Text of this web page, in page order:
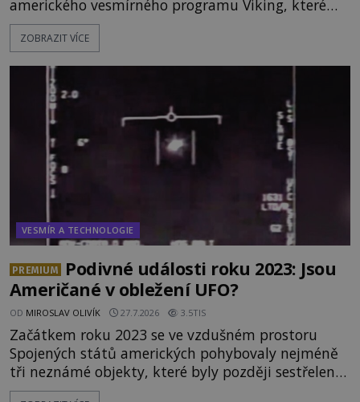
amerického vesmírného programu Viking, které
jsou schopny pořídit fotografie záhadami
opředené rudé planety. Viking 1 zde zaznamená
zvané Cydonie totiž zachytí podivný útvar
připomínající lidskou tvář. NASA (Národní úřad
ZOBRAZIT VÍCE
VESMÍR A TECHNOLOGIE
PREMIUM
Podivné události roku 2023: Jsou
Američané v obležení UFO?
OD MIROSLAV OLIVÍK 27.7.2026 3.5TIS
Začátkem roku 2023 se ve vzdušném prostoru
Spojených států amerických pohybovaly nejméně
tři neznámé objekty, které byly později sestřeleny.
Do dnešních dnů nebyly trosky těchto létajících